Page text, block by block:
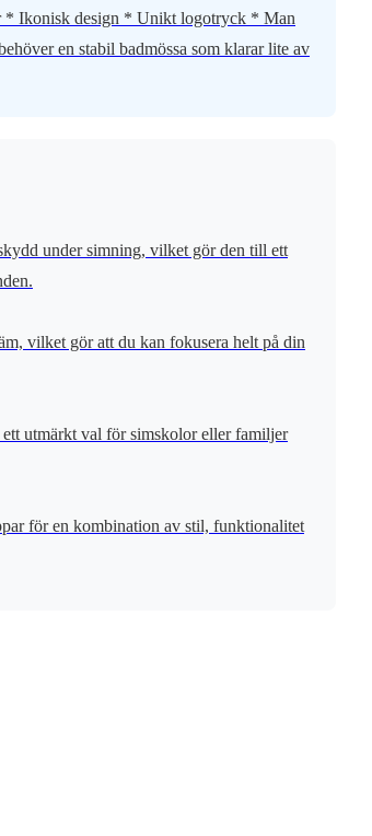
* Ikonisk design * Unikt logotryck * Man
en stabil badmössa som klarar lite av
under simning, vilket gör den till ett
vilket gör att du kan fokusera helt på din
utmärkt val för simskolor eller familjer
för en kombination av stil, funktionalitet